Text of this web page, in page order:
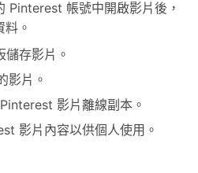
Pinterest 帳號中開啟影片後，
。
存影片。
影片。
影片離線副本。
影片內容以供個人使用。